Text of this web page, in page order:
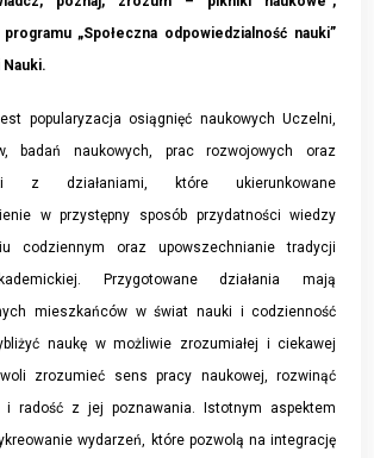
„Społeczna odpowiedzialność nauki”
Nauki.
popularyzacja osiągnięć naukowych Uczelni,
badań naukowych, prac rozwojowych oraz
z działaniami, które ukierunkowane
w przystępny sposób przydatności wiedzy
codziennym oraz upowszechnianie tradycji
Przygotowane działania mają
mieszkańców w świat nauki i codzienność
naukę w możliwie zrozumiałej i ciekawej
zrozumieć sens pracy naukowej, rozwinąć
i radość z jej poznawania. Istotnym aspektem
wydarzeń, które pozwolą na integrację